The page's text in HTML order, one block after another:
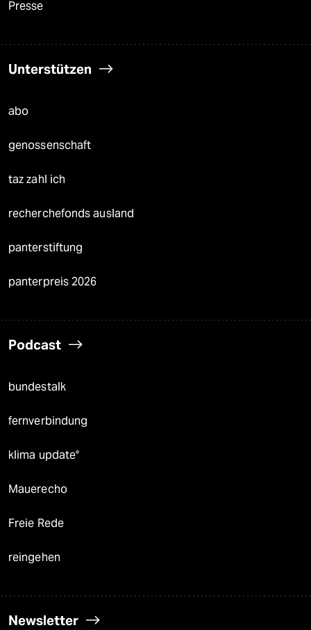
Presse
Unterstützen
abo
genossenschaft
taz zahl ich
recherchefonds ausland
panterstiftung
panterpreis 2026
Podcast
bundestalk
fernverbindung
klima update°
Mauerecho
Freie Rede
reingehen
Newsletter